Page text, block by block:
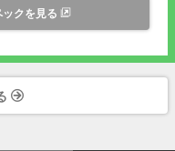
クを見る